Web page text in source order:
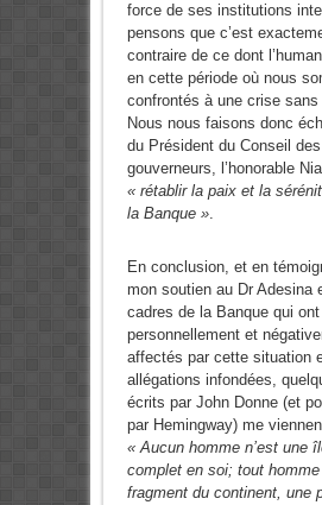
force de ses institutions
pensons que c’est
contraire de ce dont
en cette période où nous
confrontés à une crise sans
Nous nous faisons donc
du Président du Conseil des
gouverneurs, l’honorable
« rétablir la paix et la
la Banque ».
En conclusion, et en
mon soutien au Dr Adesina
cadres de la Banque qui
personnellement et
affectés par cette situation
allégations infondées,
écrits par John Donne (et
par Hemingway) me
« Aucun homme n’est une
complet en soi; tout
fragment du continent, une